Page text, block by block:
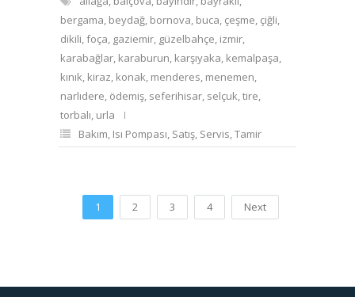
bergama, beydağ, bornova, buca, çeşme, çiğli,
dikili,foça, gaziemir, güzelbahçe, izmir,
karabağlar, karaburun, karşıyaka, kemalpaşa,
kınık, kiraz, konak, menderes, menemen,
narlıdere, ödemiş, seferihisar, selçuk,tire,
torbalı, urla
Bakım, Isı Pompası, Satış, Servis,Tamir
1 2 3 4 Next